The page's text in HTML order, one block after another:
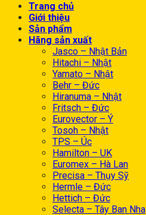
Trang chủ
Giới thiệu
Sản phẩm
Hãng sản xuất
Jasco – Nhật Bản
Hitachi – Nhật
Yamato – Nhật
Behr – Đức
Hiranuma – Nhật
Fritsch – Đức
Eurovector – Ý
Tosoh – Nhật
TPS – Úc
Hamilton – UK
Euromex – Hà Lan
Precisa – Thụy Sỹ
Hermle – Đức
Hettich – Đức
Selecta – Tây Ban Nha